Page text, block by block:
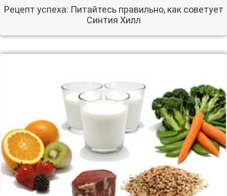
Рецепт успеха: Питайтесь правильно, как советует
Синтия Хилл